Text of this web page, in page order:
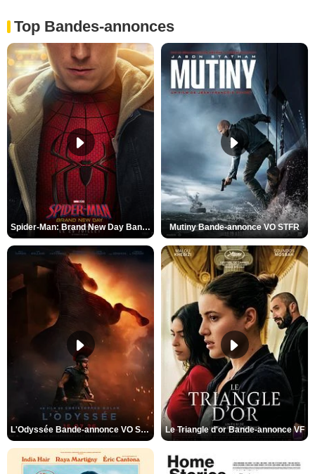
Top Bandes-annonces
Spider-Man: Brand New Day Bande-annonce VO STFR Mutiny Bande-annonce VO STFR
L'Odyssée Bande-annonce VO STFR Le Triangle d'or Bande-annonce VF